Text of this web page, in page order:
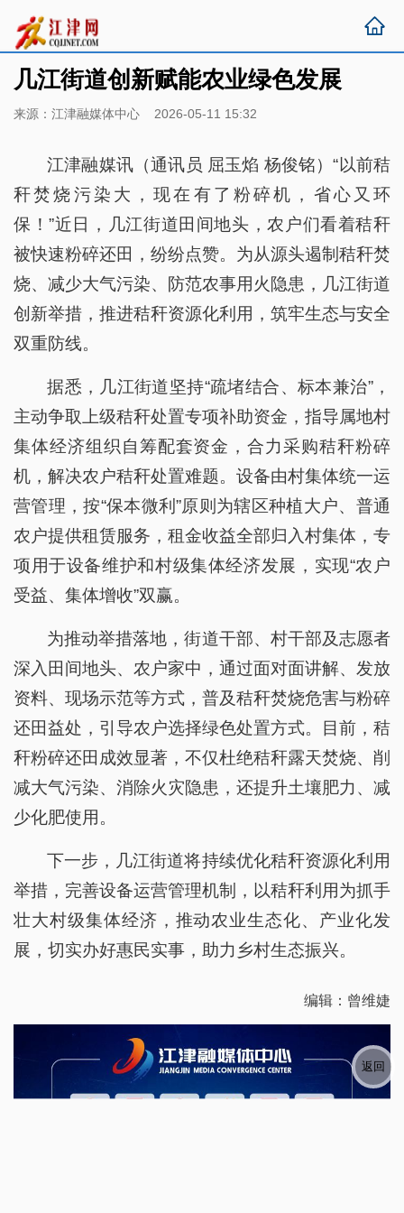
几江街道创新赋能农业绿色发展
来源：江津融媒体中心 2026-05-11 15:32
江津融媒讯（通讯员 屈玉焰 杨俊铭）“以前秸
秆焚烧污染大，现在有了粉碎机，省心又环
保！”近日，几江街道田间地头，农户们看着秸秆
被快速粉碎还田，纷纷点赞。为从源头遏制秸秆焚
烧、减少大气污染、防范农事用火隐患，几江街道
创新举措，推进秸秆资源化利用，筑牢生态与安全
双重防线。
据悉，几江街道坚持“疏堵结合、标本兼治”，
主动争取上级秸秆处置专项补助资金，指导属地村
集体经济组织自筹配套资金，合力采购秸秆粉碎
机，解决农户秸秆处置难题。设备由村集体统一运
营管理，按“保本微利”原则为辖区种植大户、普通
农户提供租赁服务，租金收益全部归入村集体，专
项用于设备维护和村级集体经济发展，实现“农户
受益、集体增收”双赢。
为推动举措落地，街道干部、村干部及志愿者
深入田间地头、农户家中，通过面对面讲解、发放
资料、现场示范等方式，普及秸秆焚烧危害与粉碎
还田益处，引导农户选择绿色处置方式。目前，秸
秆粉碎还田成效显著，不仅杜绝秸秆露天焚烧、削
减大气污染、消除火灾隐患，还提升土壤肥力、减
少化肥使用。
下一步，几江街道将持续优化秸秆资源化利用
举措，完善设备运营管理机制，以秸秆利用为抓手
壮大村级集体经济，推动农业生态化、产业化发
展，切实办好惠民实事，助力乡村生态振兴。
编辑：曾维婕